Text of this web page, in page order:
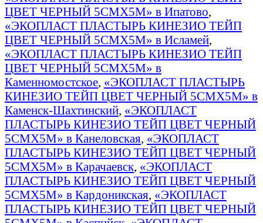
ЦВЕТ ЧЕРНЫЙ 5СМХ5М» в Ипатово,
«ЭКОПЛАСТ ПЛАСТЫРЬ КИНЕЗИО ТЕЙП
ЦВЕТ ЧЕРНЫЙ 5СМХ5М» в Исламей,
«ЭКОПЛАСТ ПЛАСТЫРЬ КИНЕЗИО ТЕЙП
ЦВЕТ ЧЕРНЫЙ 5СМХ5М» в
Каменномостское, «ЭКОПЛАСТ ПЛАСТЫРЬ
КИНЕЗИО ТЕЙП ЦВЕТ ЧЕРНЫЙ 5СМХ5М» в
Каменск-Шахтинский, «ЭКОПЛАСТ
ПЛАСТЫРЬ КИНЕЗИО ТЕЙП ЦВЕТ ЧЕРНЫЙ
5СМХ5М» в Канеловская, «ЭКОПЛАСТ
ПЛАСТЫРЬ КИНЕЗИО ТЕЙП ЦВЕТ ЧЕРНЫЙ
5СМХ5М» в Карачаевск, «ЭКОПЛАСТ
ПЛАСТЫРЬ КИНЕЗИО ТЕЙП ЦВЕТ ЧЕРНЫЙ
5СМХ5М» в Кардоникская, «ЭКОПЛАСТ
ПЛАСТЫРЬ КИНЕЗИО ТЕЙП ЦВЕТ ЧЕРНЫЙ